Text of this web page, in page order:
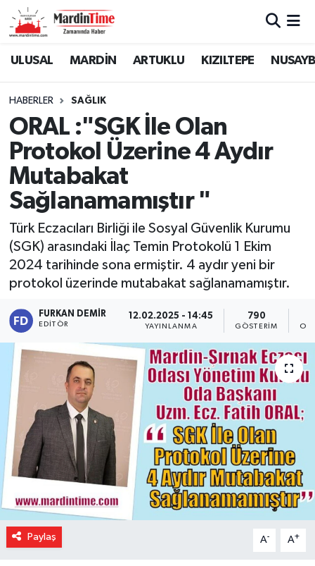
ULUSAL MARDİN ARTUKLU KIZILTEPE
HABERLER SAĞLIK
ORAL :"SGK İle Olan
Protokol Üzerine 4 Aydır
Mutabakat
Sağlanamamıştır "
Türk Eczacıları Birliği ile Sosyal Güvenlik Kurumu
(SGK) arasındaki İlaç Temin Protokolü 1 Ekim
2024 tarihinde sona ermiştir. 4 aydır yeni bir
protokol üzerinde mutabakat sağlanamamıştır.
FURKAN DEMIR
EDITÖR
12.02.2025 - 14:45
YAYINLANMA
790
GÖSTERIM
Paylaş A- A+
Mardin Nöbetçi Eczaneler
Mardin Namaz Vakitleri
Mardin Trafik Yoğunluk Haritası
Süper Lig Puan Durumu ve Fikstür
Tüm Manşetler
Son Dakika Haberleri